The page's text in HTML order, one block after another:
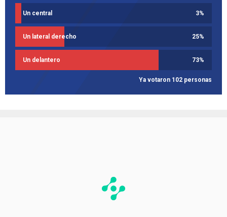
Un central 3%
Un lateral derecho 25%
Un delantero 73%
Ya votaron 102 personas